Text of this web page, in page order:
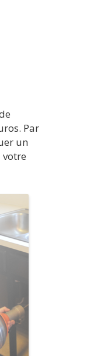
Par
un